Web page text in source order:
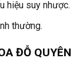
hiệu suy nhược.
thường.
ĐỖ QUYÊN